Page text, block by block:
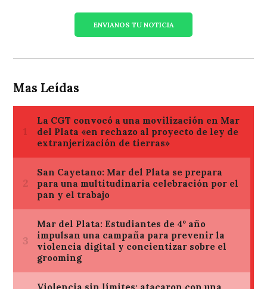
ENVIANOS TU NOTICIA
Mas Leídas